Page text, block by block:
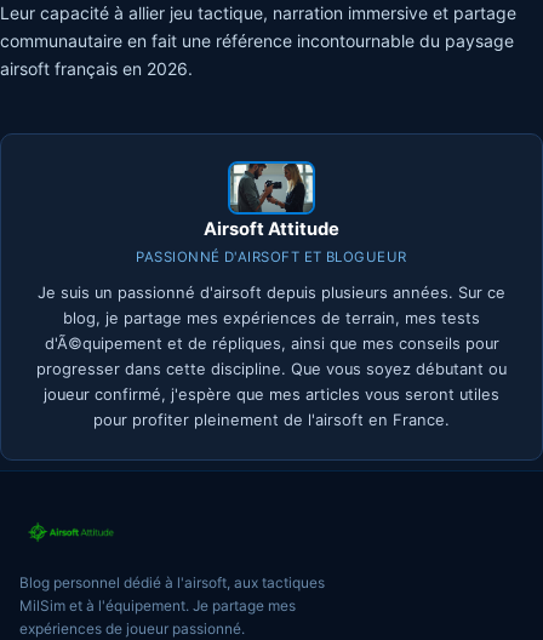
Leur capacité à allier jeu tactique, narration immersive et partage
communautaire en fait une référence incontournable du paysage
airsoft français en 2026.
Airsoft Attitude
PASSIONNÉ D'AIRSOFT ET BLOGUEUR
Je suis un passionné d'airsoft depuis plusieurs années. Sur ce
blog, je partage mes expériences de terrain, mes tests
d'Ã©quipement et de répliques, ainsi que mes conseils pour
progresser dans cette discipline. Que vous soyez débutant ou
joueur confirmé, j'espère que mes articles vous seront utiles
pour profiter pleinement de l'airsoft en France.
Blog personnel dédié à l'airsoft, aux tactiques
MilSim et à l'équipement. Je partage mes
expériences de joueur passionné.